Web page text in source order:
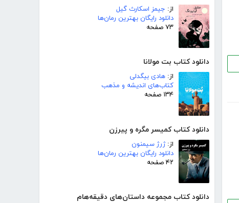
از: جیمز اسکارث گیل
دانلود رایگان بهترین رمان‌ها
۷۳ صفحه
دانلود کتاب بت مولانا
از: هادی بیگدلی
کتاب‌های اندیشه و مذهب
۱۳۴ صفحه
دانلود کتاب کمیسر مگره و پیرزن
از:ژرژ سیمنون
دانلود رایگان بهترین رمان‌ها
۴۲ صفحه
دانلود کتاب مجموعه داستان‌های دقیقه‌هام